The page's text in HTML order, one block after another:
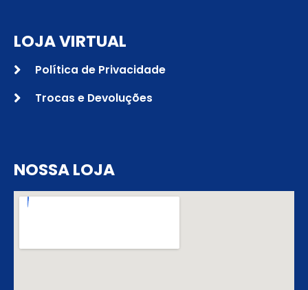
LOJA VIRTUAL
Política de Privacidade
Trocas e Devoluções
NOSSA LOJA